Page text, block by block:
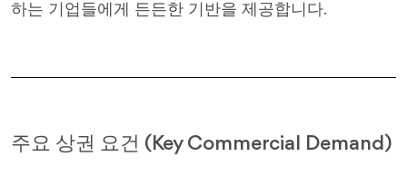
하는 기업들에게 든든한 기반을 제공합니다.
주요 상권 요건 (Key Commercial Demand)